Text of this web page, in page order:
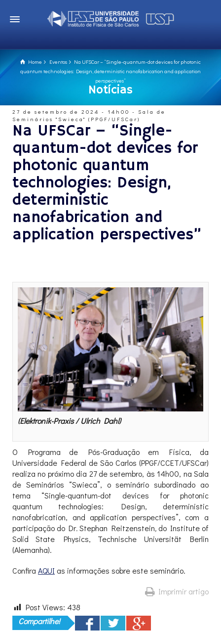
Home Eventos
Na UFSCar – “Single-quantum-dot devices for photonic
quantum technologies: Design, deterministic nanofabrication and application
perspectives”
Notícias
27 de setembro de 2024 - 14h00 - Sala de
Seminários "Swieca" (PPGF/UFSCar)
Na UFSCar – “Single-
quantum-dot devices for
photonic quantum
technologies: Design,
deterministic
nanofabrication and
application perspectives”
(Elektronik-Praxis / Ulrich Dahl)
O Programa de Pós-Graduação em Física, da
Universidade Federal de São Carlos (PPGF/CCET/UFSCar)
realiza no próximo dia 27 de setembro, às 14h00, na Sala
de Seminários “Swieca”, o seminário subordinado ao
tema “Single-quantum-dot devices for photonic
quantum technologies: Design, deterministic
nanofabrication, and application perspectives”, com a
participação do Dr.Stephan Reitzenstein, do Institute of
Solid State Physics, Technische Universität Berlin
(Alemanha).
Confira AQUI as informações sobre este seminário.
Imprimir artigo
Post Views: 438
Compartilhe!